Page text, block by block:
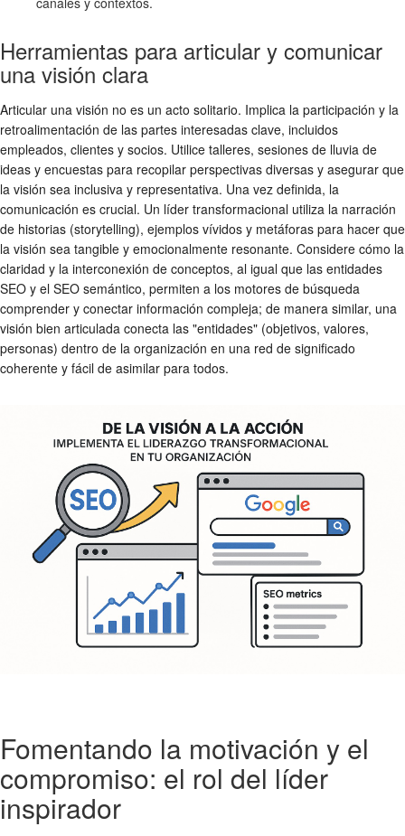
Herramientas para articular y comunicar
una visión clara
Articular una visión no es un acto solitario. Implica la participación y la
retroalimentación de las partes interesadas clave, incluidos
empleados, clientes y socios. Utilice talleres, sesiones de lluvia de
ideas y encuestas para recopilar perspectivas diversas y asegurar que
la visión sea inclusiva y representativa. Una vez definida, la
comunicación es crucial. Un líder transformacional utiliza la narración
de historias (storytelling), ejemplos vívidos y metáforas para hacer que
la visión sea tangible y emocionalmente resonante. Considere cómo la
claridad y la interconexión de conceptos, al igual que las entidades
SEO y el SEO semántico, permiten a los motores de búsqueda
comprender y conectar información compleja; de manera similar, una
visión bien articulada conecta las "entidades" (objetivos, valores,
personas) dentro de la organización en una red de significado
coherente y fácil de asimilar para todos.
Fomentando la motivación y el
compromiso: el rol del líder
inspirador